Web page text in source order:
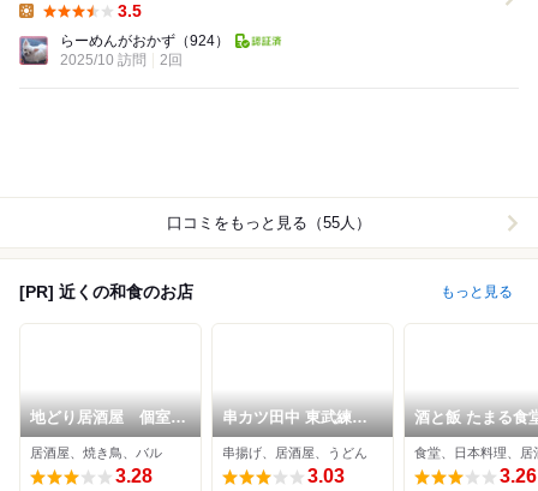
3.5
らーめんがおかず （924）
2025/10 訪問
2回
口コミをもっと見る（55人）
[PR] 近くの和食のお店 もっと見る
地どり居酒屋 個室宴
会 キンクラ 大山店
居酒屋、焼き鳥、バル
3.28
串カツ田中 東武練馬
店
串揚げ、居酒屋、うどん
3.03
酒と飯 たまる食
食堂、日本料理、居
3.26